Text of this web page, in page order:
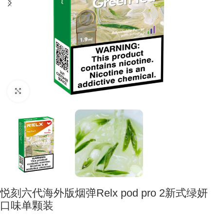
Click to enlarge
悦刻六代海外版烟弹Relx pod pro 2新式绿妍
口味单颗装